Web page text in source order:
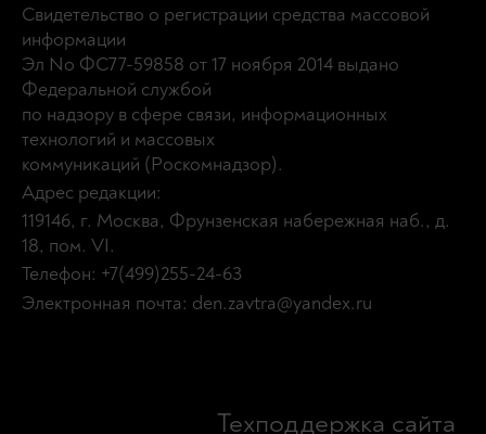
Свидетельство о регистрации средства массовой
информации
Эл No ФС77-59858 от 17 ноября 2014 выдано
Федеральной службой
по надзору в сфере связи, информационных
технологий и массовых
коммуникаций (Роскомнадзор).
Адрес редакции:
119146, г. Москва, Фрунзенская набережная наб., д.
18, пом. VI.
Телефон: +7(499)255-24-63
Электронная почта: den.zavtra@yandex.ru
Техподдержка сайта